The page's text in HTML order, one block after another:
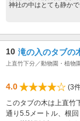
神社の中はとても静かで
10 滝の入のタブの
上直竹下分／動物園・植物園
4.0
(3
このタブの木は上直竹
通り5.5メートル、根